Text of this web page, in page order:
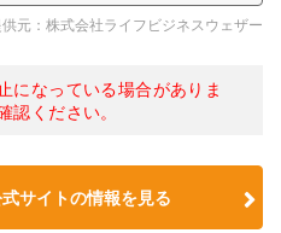
元：株式会社ライフビジネスウェザー
になっている場合がありま
ください。
サイトの情報を見る